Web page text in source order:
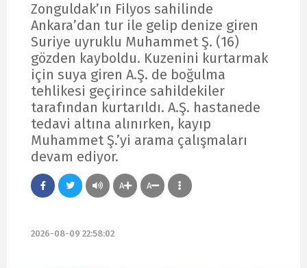
Zonguldak’ın Filyos sahilinde
Ankara’dan tur ile gelip denize giren
Suriye uyruklu Muhammet Ş. (16)
gözden kayboldu. Kuzenini kurtarmak
için suya giren A.Ş. de boğulma
tehlikesi geçirince sahildekiler
tarafından kurtarıldı. A.Ş. hastanede
tedavi altına alınırken, kayıp
Muhammet Ş.’yi arama çalışmaları
devam ediyor.
A A
2026-08-09 22:58:02